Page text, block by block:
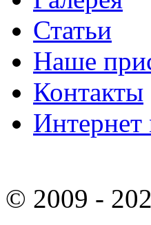
Статьи
Наше
Контакты
Интернет
© 2009 -